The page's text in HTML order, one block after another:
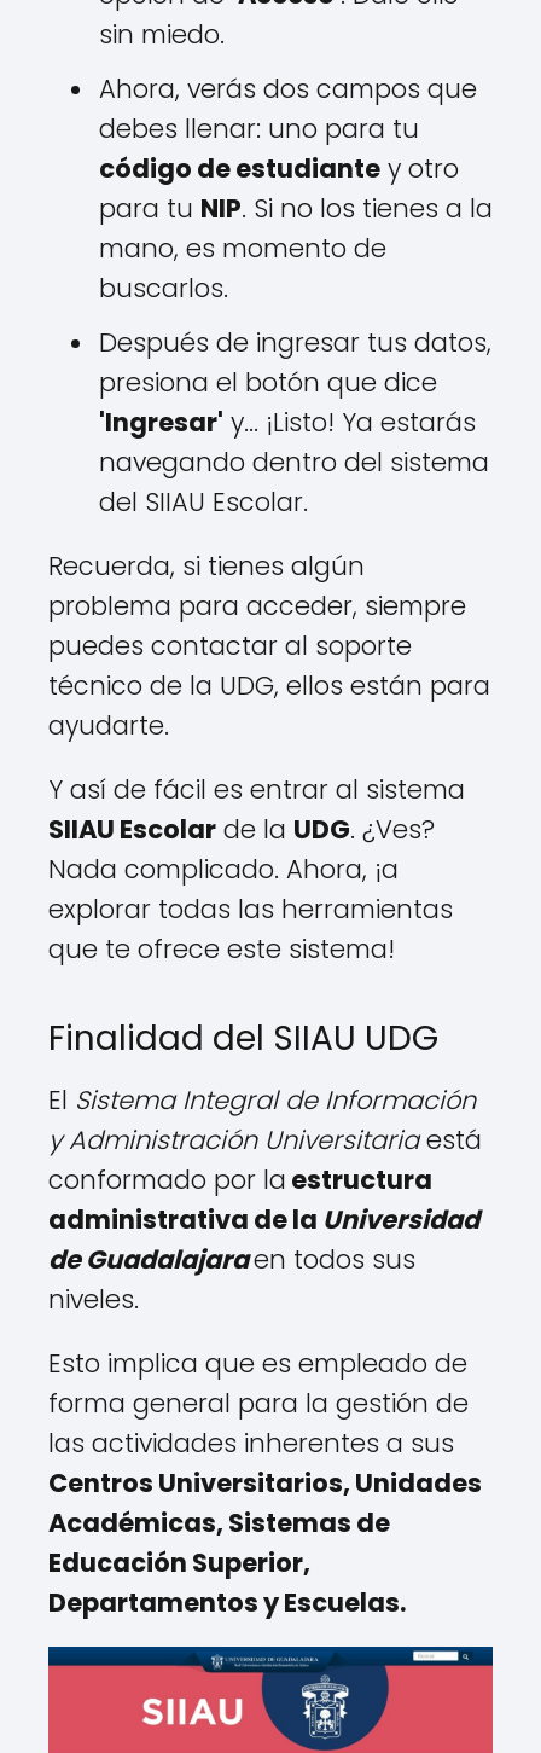
sin miedo.
Ahora, verás dos campos que
debes llenar: uno para tu
código de estudiante y otro
para tu NIP. Si no los tienes a la
mano, es momento de
buscarlos.
Después de ingresar tus datos,
presiona el botón que dice
'Ingresar' y... ¡Listo! Ya estarás
navegando dentro del sistema
del SIIAU Escolar.
Recuerda, si tienes algún
problema para acceder, siempre
puedes contactar al soporte
técnico de la UDG, ellos están para
ayudarte.
Y así de fácil es entrar al sistema
SIIAU Escolar de la UDG. ¿Ves?
Nada complicado. Ahora, ¡a
explorar todas las herramientas
que te ofrece este sistema!
Finalidad del SIIAU UDG
El Sistema Integral de Información
y Administración Universitariaestá
conformado por la estructura
administrativa de la Universidad
de Guadalajaraen todos sus
niveles.
Esto implica que es empleado de
forma general para la gestión de
las actividades inherentes a sus
Centros Universitarios, Unidades
Académicas, Sistemas de
Educación Superior,
Departamentos y Escuelas.